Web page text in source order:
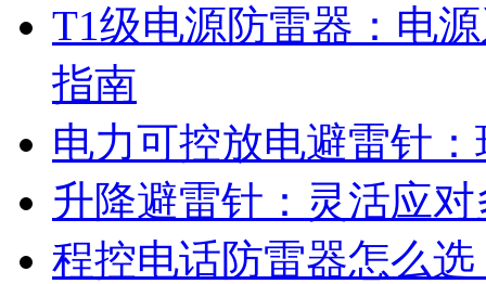
T1级电源防雷器：电
指南
电力可控放电避雷针
升降避雷针：灵活应
程控电话防雷器怎么